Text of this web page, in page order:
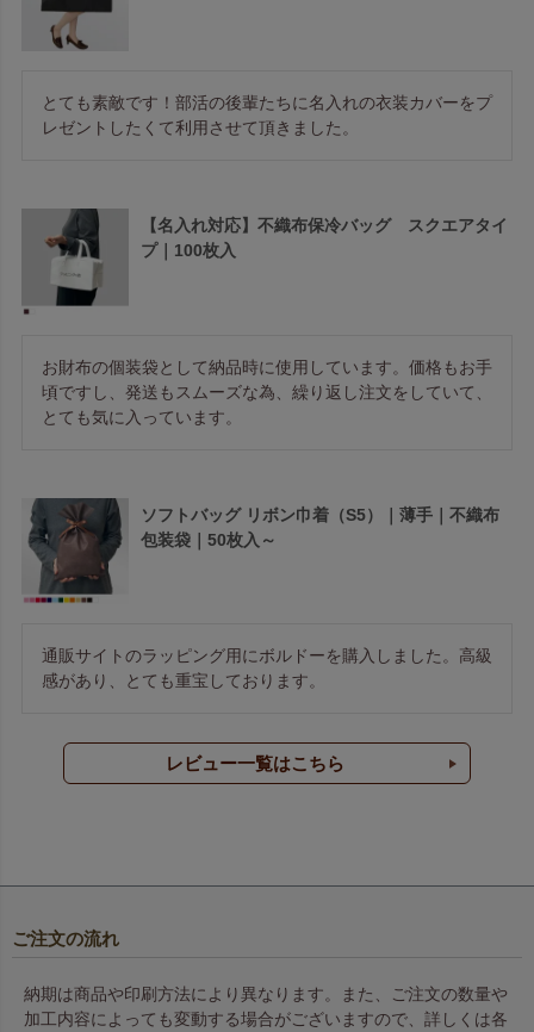
とても素敵です！部活の後輩たちに名入れの衣装カバーをプ
レゼントしたくて利用させて頂きました。
【名入れ対応】不織布保冷バッグ スクエアタイ
プ｜100枚入
お財布の個装袋として納品時に使用しています。価格もお手
頃ですし、発送もスムーズな為、繰り返し注文をしていて、
とても気に入っています。
ソフトバッグ リボン巾着（S5）｜薄手｜不織布
包装袋｜50枚入～
通販サイトのラッピング用にボルドーを購入しました。高級
感があり、とても重宝しております。
レビュー一覧はこちら
ご注文の流れ
納期は商品や印刷方法により異なります。また、ご注文の数量や
加工内容によっても変動する場合がございますので、詳しくは各